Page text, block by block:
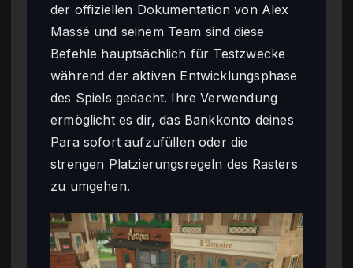
der offiziellen Dokumentation von Alex
Massé und seinem Team sind diese
Befehle hauptsächlich für Testzwecke
während der aktiven Entwicklungsphase
des Spiels gedacht. Ihre Verwendung
ermöglicht es dir, das Bankkonto deines
Para sofort aufzufüllen oder die
strengen Platzierungsregeln des Rasters
zu umgehen.